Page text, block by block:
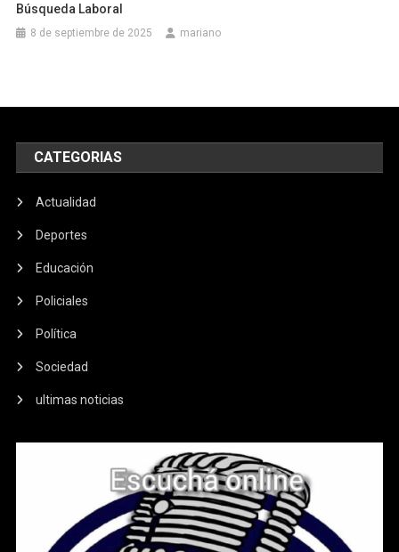
Búsqueda Laboral
8 de septiembre de 2025 mariano
CATEGORIAS
Actualidad
Deportes
Educación
Policiales
Política
Sociedad
ultimas noticias